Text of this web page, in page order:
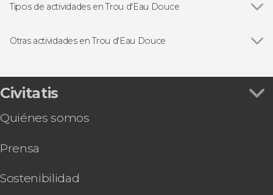
Tipos de actividades en Trou d'Eau Douce
Otras actividades en Trou d'Eau Douce
Civitatis
Quiénes somos
Prensa
Sostenibilidad